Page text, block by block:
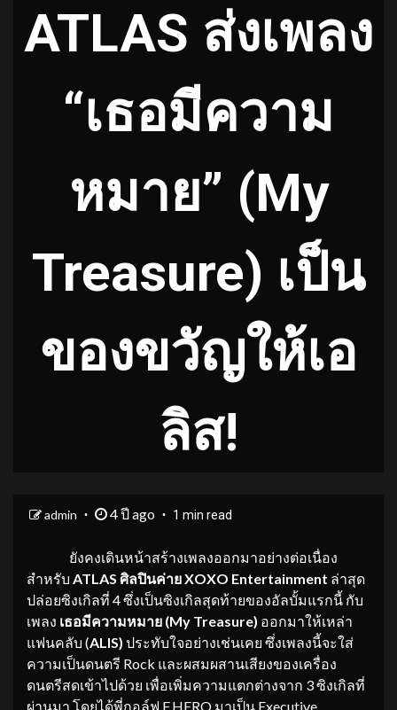
ATLAS ส่งเพลง
“เธอมีความ
หมาย” (My
Treasure) เป็น
ของขวัญให้เอ
ลิส!
admin 4 ปี ago 1 min read
ยังคงเดินหน้าสร้างเพลงออกมาอย่างต่อเนื่อง
สำหรับ ATLAS ศิลปินค่าย XOXO Entertainment ล่าสุด
ปล่อยซิงเกิลที่ 4 ซึ่งเป็นซิงเกิลสุดท้ายของอัลบั้มแรกนี้ กับ
เพลง เธอมีความหมาย (My Treasure) ออกมาให้เหล่า
แฟนคลับ (ALIS) ประทับใจอย่างเช่นเคย ซึ่งเพลงนี้จะใส่
ความเป็นดนตรี Rock และผสมผสานเสียงของเครื่อง
ดนตรีสดเข้าไปด้วย เพื่อเพิ่มความแตกต่างจาก 3 ซิงเกิลที่
ผ่านมา โดยได้พี่กอล์ฟ F.HERO มาเป็น Executive